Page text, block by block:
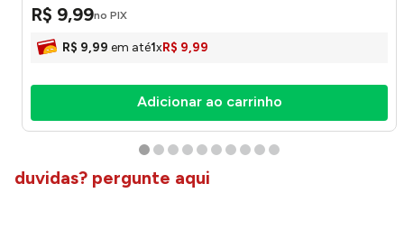
R$ 9,99no PIX
R$ 9,99 em até1xR$ 9,99
Adicionar ao carrinho
duvidas? pergunte aqui